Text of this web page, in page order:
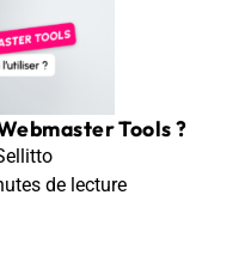
Tools ?
de lecture